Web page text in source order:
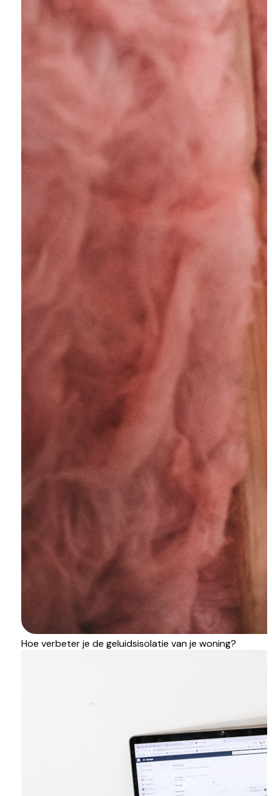
Hoe verbeter je de geluidsisolatie van je woning?